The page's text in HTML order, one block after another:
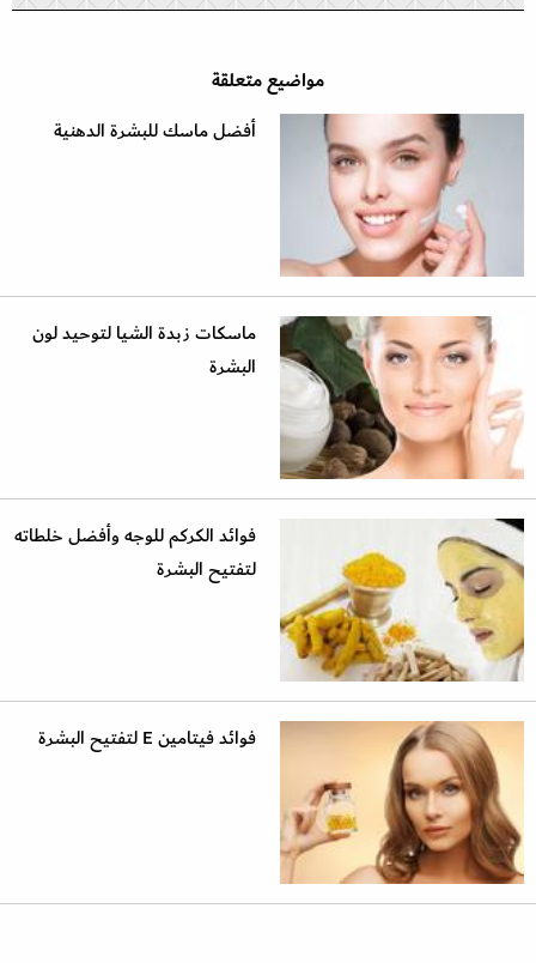
مواضيع متعلقة
أفضل ماسك للبشرة الدهنية
ماسكات زبدة الشيا لتوحيد لون
البشرة
فوائد الكركم للوجه وأفضل خلطاته
لتفتيح البشرة
فوائد فيتامين E لتفتيح البشرة